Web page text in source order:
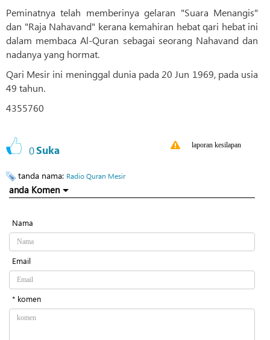
Peminatnya telah memberinya gelaran "Suara Menangis"
dan "Raja Nahavand" kerana kemahiran hebat qari hebat ini
dalam membaca Al-Quran sebagai seorang Nahavand dan
nadanya yang hormat.
Qari Mesir ini meninggal dunia pada 20 Jun 1969, pada usia
49 tahun.
4355760
0Suka laporan kesilapan
tanda nama: Radio Quran Mesir
anda Komen
Nama
Email
* komen